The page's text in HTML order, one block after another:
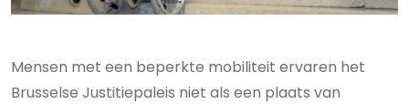
Mensen met een beperkte mobiliteit ervaren het
Brusselse Justitiepaleis niet als een plaats van